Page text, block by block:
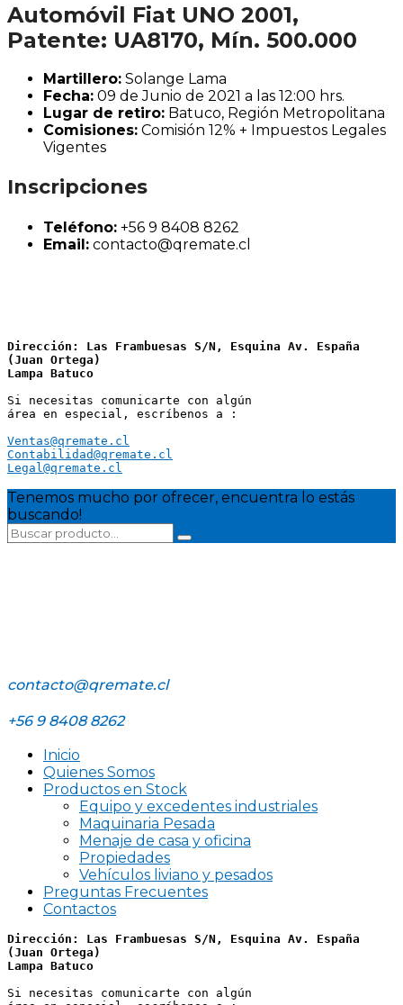
Automóvil Fiat UNO 2001,
Patente: UA8170, Mín. 500.000
Martillero: Solange Lama
Fecha: 09 de Junio de 2021 a las 12:00 hrs.
Lugar de retiro: Batuco, Región Metropolitana
Comisiones: Comisión 12% + Impuestos Legales
Vigentes
Inscripciones
Teléfono: +56 9 8408 8262
Email: contacto@qremate.cl
Dirección: Las Frambuesas S/N, Esquina Av. España
(Juan Ortega)
Lampa Batuco
Si necesitas comunicarte con algún
área en especial, escríbenos a :
Ventas@qremate.cl
Contabilidad@qremate.cl
Legal@qremate.cl
Tenemos mucho por ofrecer, encuentra lo estás
buscando!
contacto@qremate.cl
+56 9 8408 8262
Inicio
Quienes Somos
Productos en Stock
Equipo y excedentes industriales
Maquinaria Pesada
Menaje de casa y oficina
Propiedades
Vehículos liviano y pesados
Preguntas Frecuentes
Contactos
Dirección: Las Frambuesas S/N, Esquina Av. España
(Juan Ortega)
Lampa Batuco
Si necesitas comunicarte con algún